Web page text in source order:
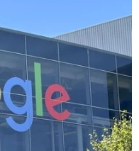
Thuột
năm
đón